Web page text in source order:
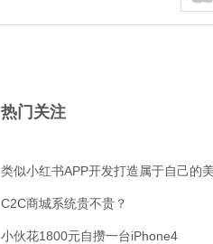
热门关注
类似小红书APP开发打造属于自己的
C2C商城系统贵不贵？
小伙花1800元自攒一台iPhone4